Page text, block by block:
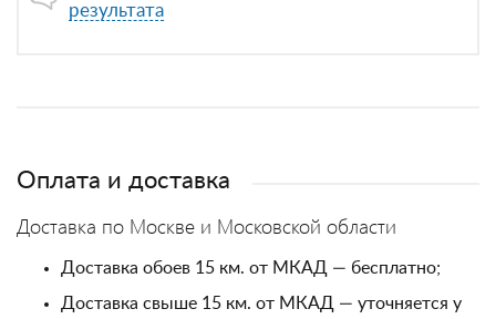
результата
Оплата и доставка
Доставка по Москве и Московской области
Доставка обоев 15 км. от МКАД — бесплатно;
Доставка свыше 15 км. от МКАД — уточняется у